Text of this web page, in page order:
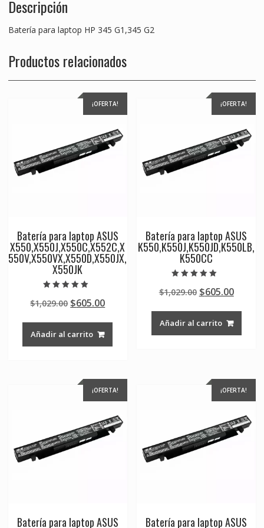
Descripción
Batería para laptop HP 345 G1,345 G2
Productos relacionados
¡OFERTA!
Batería para laptop ASUS
X550,X550J,X550C,X552C,X
550V,X550VX,X550D,X550JX,
X550JK
5.00
de 5
$1,029.00 Original
was:
$1,029.00.
$605.00Current
Añadir al carrito
¡OFERTA!
Batería para laptop ASUS
K550,K550J,K550JD,K550LB,
K550CC
5.00
de 5
$1,029.00 Original
was:
$1,029.00.
$605.00
Añadir al carrito
¡OFERTA!
Batería para laptop ASUS
¡OFERTA!
Batería para laptop ASUS